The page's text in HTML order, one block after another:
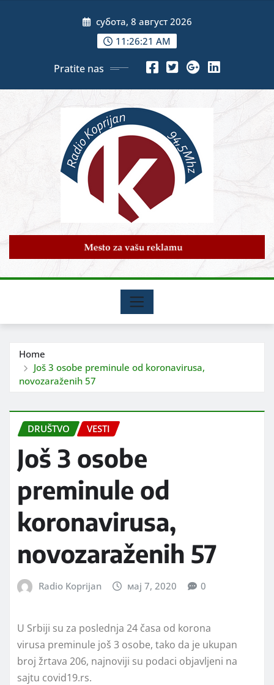
субота, 8 август 2026
11:26:23 AM
Pratite nas
Home
Još 3 osobe preminule od koronavirusa,
novozaraženih 57
DRUŠTVO VESTI
Još 3 osobe
preminule od
koronavirusa,
novozaraženih 57
Radio Koprijan мај 7, 2020 0
U Srbiji su za poslednja 24 časa od korona
virusa preminule još 3 osobe, tako da je ukupan
broj žrtava 206, najnoviji su podaci objavljeni na
sajtu covid19.rs.